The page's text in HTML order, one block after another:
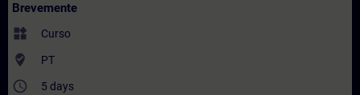
Brevemente
widgets Curso
where_to_vote PT
access_time 5 days